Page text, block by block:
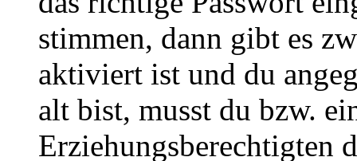
stimmen, dann gibt es
aktiviert ist und du
alt bist, musst du bzw.
Erziehungsberechtigten